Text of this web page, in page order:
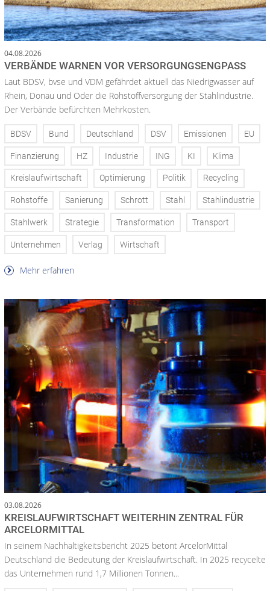
04.08.2026
VERBÄNDE WARNEN VOR VERSORGUNGSENGPASS
Laut BDSV, bvse und VDM gefährdet aktuell das Niedrigwasser auf
Rhein, Donau und Oder die Rohstoffversorgung der Stahlindustrie.
Der Verbände befürchten Mehrkosten.
BDSV Bund Deutschland DSV Emissionen EU
Finanzierung HZ Industrie ING KI Klima
Kreislaufwirtschaft Optimierung Politik Recycling
Rohstoffe Sanierung Schrott Stahl Stahlindustrie
Stahlwerk Strategie Transformation Transport
Unternehmen Verlag Wirtschaft
Mehr erfahren
03.08.2026
KREISLAUFWIRTSCHAFT WEITERHIN ZENTRAL FÜR
ARCELORMITTAL
In seinem Nachhaltigkeitsbericht 2025 betont ArcelorMittal
Deutschland die Bedeutung der Kreislaufwirtschaft. In 2025 recycelte
das Unternehmen rund 1,7 Millionen Tonnen...